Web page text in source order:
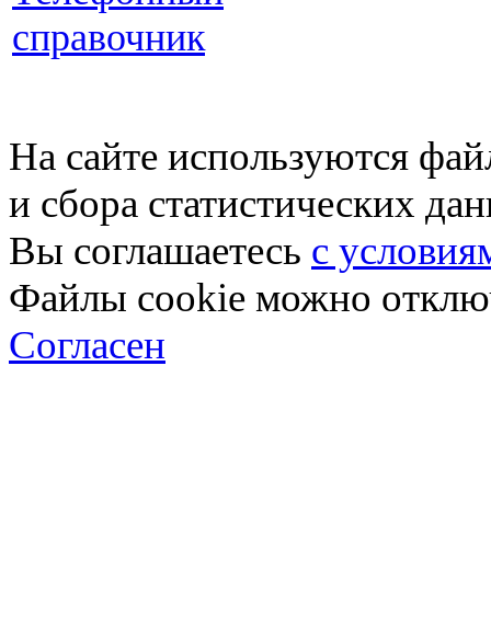
справочник
На сайте используются
и сбора статистических
Вы соглашаетесь с
Файлы cookie можно
Согласен